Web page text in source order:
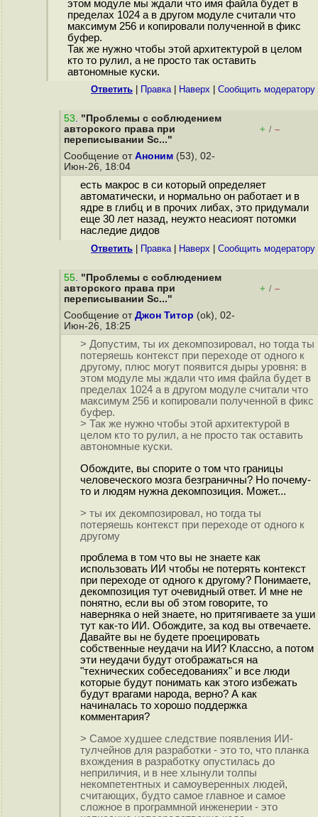
этом модуле мы ждали что имя файла будет в
пределах 1024 а в другом модуле считали что
максимум 256 и копировали полученной в фикс
буфер.
Так же нужно чтобы этой архитектурой в целом
кто то рулил, а не просто так оставить
автономные куски.
Ответить Правка| Наверх Cообщить модератору
53. "Проблемы с соблюдением
авторского права при
переписывании Sc..."
+ / –
Сообщение от Аноним (53), 02-
Июн-26, 18:04
есть макрос в си который определяет
автоматически, и нормально он работает и в
ядре в глибц и в прочих либах, это придумали
еще 30 лет назад, неужто неасиоят потомки
наследие дидов
Ответить Правка| Наверх Cообщить модератору
55. "Проблемы с соблюдением
авторского права при
переписывании Sc..."
+ / –
Сообщение от Джон Титор (ok), 02-
Июн-26, 18:25
> Допустим, ты их декомпозировал, но тогда ты
потеряешь контекст при переходе от одного к
другому, плюс могут появится дыры уровня: в
этом модуле мы ждали что имя файла будет в
пределах 1024 а в другом модуле считали что
максимум 256 и копировали полученной в фикс
буфер.
> Так же нужно чтобы этой архитектурой в
целом кто то рулил, а не просто так оставить
автономные куски.
Обождите, вы спорите о том что границы
человеческого мозга безграничны? Но почему-
то и людям нужна декомпозиция. Может...
> ты их декомпозировал, но тогда ты
потеряешь контекст при переходе от одного к
другому
проблема в том что вы не знаете как
использовать ИИ чтобы не потерять контекст
при переходе от одного к другому? Понимаете,
декомпозиция тут очевидный ответ. И мне не
понятно, если вы об этом говорите, то
наверняка о ней знаете, но притягиваете за уши
тут как-то ИИ. Обождите, за код вы отвечаете.
Давайте вы не будете проецировать
собственные неудачи на ИИ? Классно, а потом
эти неудачи будут отображаться на
"технических собеседованиях" и все люди
которые будут понимать как этого избежать
будут врагами народа, верно? А как
начиналась то хорошо поддержка
комментария?
> Самое худшее следствие появления ИИ-
тулчейнов для разработки - это то, что планка
вхождения в разработку опустилась до
неприличия, и в нее хлынули толпы
некомпетентных и самоуверенных людей,
считающих, будто самое главное и самое
сложное в программной инженерии - это